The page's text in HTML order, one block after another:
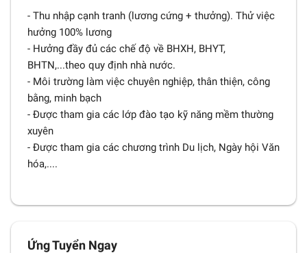
- Thu nhập cạnh tranh (lương cứng + thưởng). Thử việc
hưởng 100% lương
- Hưởng đầy đủ các chế độ về BHXH, BHYT,
BHTN,...theo quy định nhà nước.
- Môi trường làm việc chuyên nghiệp, thân thiện, công
bằng, minh bạch
- Được tham gia các lớp đào tạo kỹ năng mềm thường
xuyên
- Được tham gia các chương trình Du lịch, Ngày hội Văn
hóa,....
Ứng Tuyển Ngay